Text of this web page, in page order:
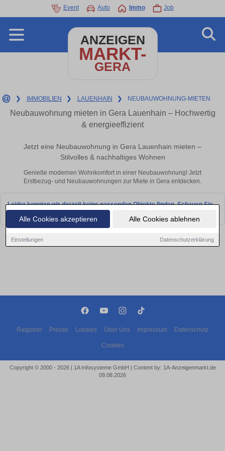
Alle Cookies akzeptieren Alle Cookies ablehnen
Einstellungen Datenschutzerklärung
Event Auto Immo Job
ANZEIGEN
MARKT-
GERA
❯ IMMOBILIEN ❯ LAUENHAIN ❯ NEUBAUWOHNUNG-MIETEN
Neubauwohnung mieten in Gera Lauenhain – Hochwertig
& energieeffizient
Jetzt eine Neubauwohnung in Gera Lauenhain mieten –
Stilvolles & nachhaltiges Wohnen
Genieße modernen Wohnkomfort in einer Neubauwohnung! Jetzt
Erstbezug- und Neubauwohnungen zur Miete in Gera entdecken.
Leider konnten wir derzeit keine passenden Objekte finden. Schauen Sie
Ratgeber Presse Lokales Über Uns Impressum Datenschutz
Cookies
Copyright © 2000 - 2026 | 1A Infosysteme GmbH | Content by: 1A-Anzeigenmarkt.de
09.08.2026